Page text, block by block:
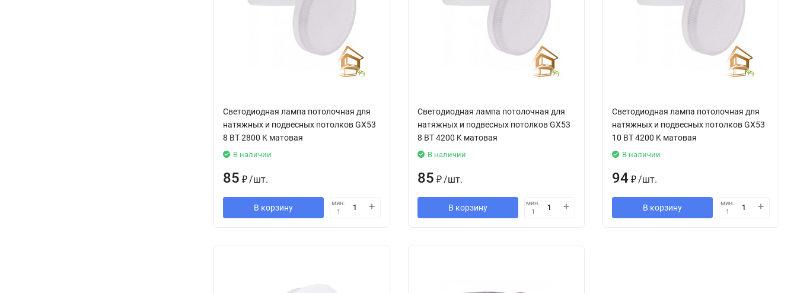
Светодиодная лампа потолочная для
натяжных и подвесных потолков GX53
8 ВТ 2800 K матовая
В наличии
85 ₽/шт.
В корзину
мин.
1
Светодиодная лампа потолочная для
натяжных и подвесных потолков GX53
8 ВТ 4200 K матовая
В наличии
85 ₽/шт.
В корзину
мин.
1
Светодиодная лампа потолочная для
натяжных и подвесных потолков GX53
10 ВТ 4200 K матовая
В наличии
94 ₽/шт.
В корзину
мин.
1